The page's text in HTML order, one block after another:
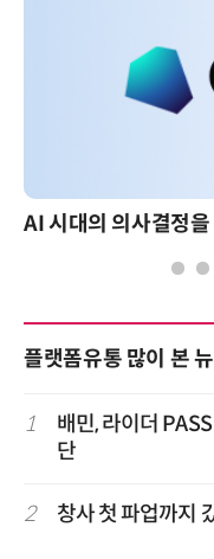
플랫폼유통 많이 본
1
배민, 라이더
단
2 창사 첫 파업까지